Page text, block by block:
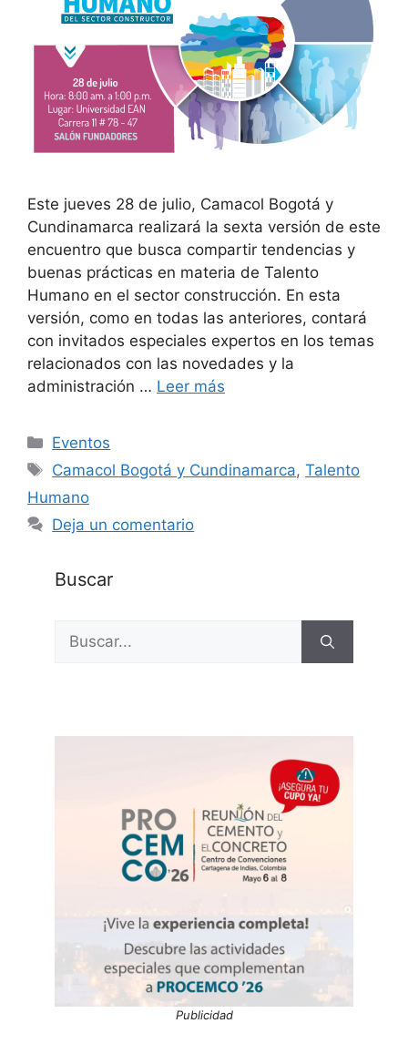
Este jueves 28 de julio, Camacol Bogotá y
Cundinamarca realizará la sexta versión de este
encuentro que busca compartir tendencias y
buenas prácticas en materia de Talento
Humano en el sector construcción. En esta
versión, como en todas las anteriores, contará
con invitados especiales expertos en los temas
relacionados con las novedades y la
administración … Leer más
Categorías
Eventos
Etiquetas
Camacol Bogotá y Cundinamarca,Talento
Humano
Deja un comentario
Buscar
Buscar:
Publicidad